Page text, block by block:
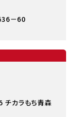
－60
カラもち青森